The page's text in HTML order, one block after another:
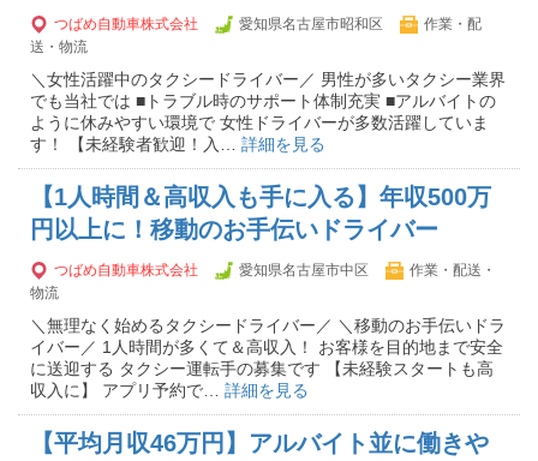
つばめ自動車株式会社 愛知県名古屋市昭和区
作業・配
送・物流
＼女性活躍中のタクシードライバー／ 男性が多いタクシー業界
でも当社では ■トラブル時のサポート体制充実 ■アルバイトの
ように休みやすい環境で 女性ドライバーが多数活躍していま
す！ 【未経験者歓迎！入… 詳細を見る
【1人時間＆高収入も手に入る】年収500万
円以上に！移動のお手伝いドライバー
つばめ自動車株式会社 愛知県名古屋市中区
作業・配送・
物流
＼無理なく始めるタクシードライバー／ ＼移動のお手伝いドラ
イバー／ 1人時間が多くて＆高収入！ お客様を目的地まで安全
に送迎する タクシー運転手の募集です 【未経験スタートも高
収入に】 アプリ予約で… 詳細を見る
【平均月収46万円】アルバイト並に働きや